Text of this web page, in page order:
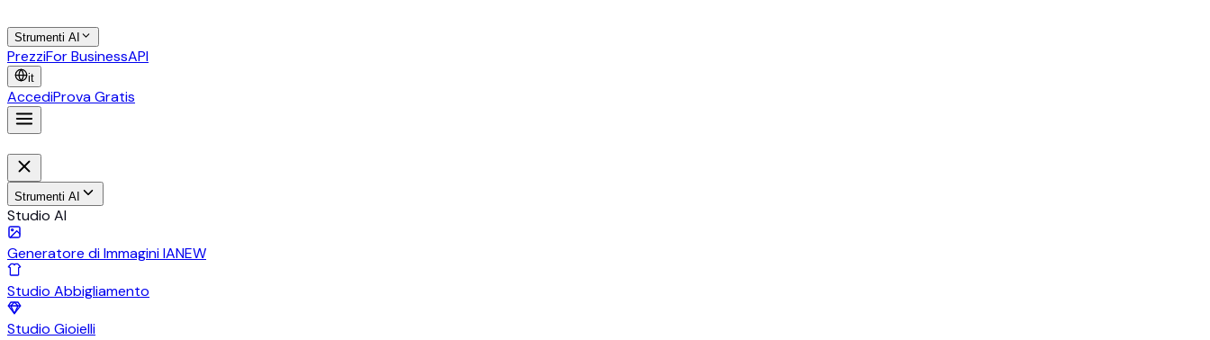
Strumenti AI
PrezziFor BusinessAPI
it
AccediProva Gratis
Strumenti AI
Studio AI
Generatore di Immagini IANEW
Studio Abbigliamento
Studio Gioielli